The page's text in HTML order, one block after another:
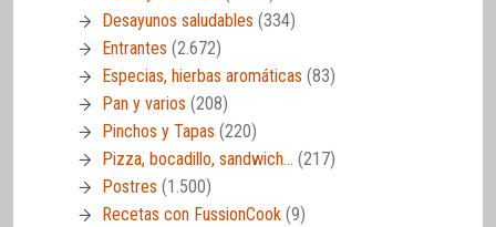
Desayunos saludables (334)
Entrantes (2.672)
Especias, hierbas aromáticas (83)
Pan y varios (208)
Pinchos y Tapas (220)
Pizza, bocadillo, sandwich… (217)
Postres (1.500)
Recetas con FussionCook (9)